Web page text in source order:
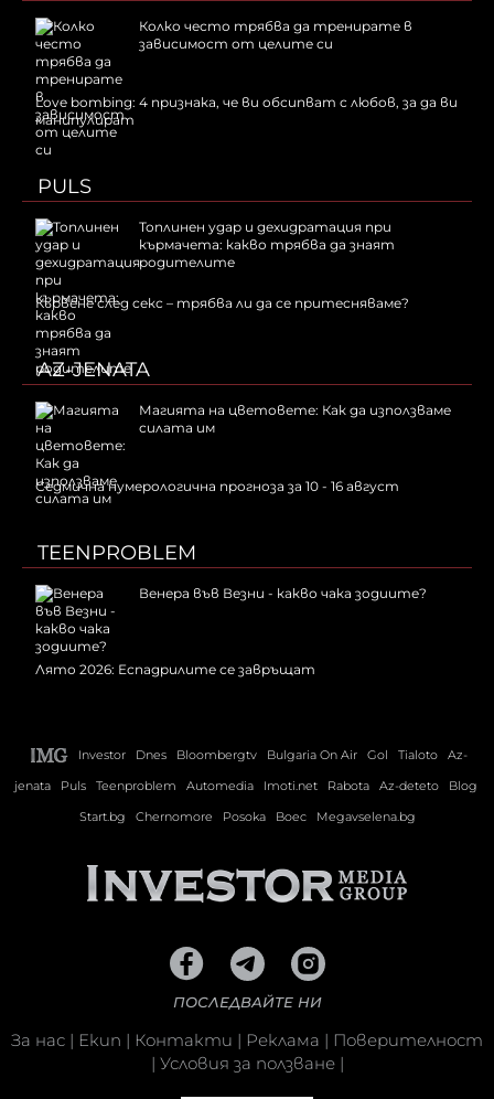
Колко често трябва да тренирате в
зависимост от целите си
Love bombing: 4 признака, че ви обсипват с любов, за да ви
манипулират
PULS
Топлинен удар и дехидратация при
кърмачета: какво трябва да знаят
родителите
Кървене след секс – трябва ли да се притесняваме?
AZ-JENATA
Магията на цветовете: Как да използваме
силата им
Седмична нумерологична прогноза за 10 - 16 август
TEENPROBLEM
Венера във Везни - какво чака зодиите?
Лято 2026: Еспадрилите се завръщат
Investor Dnes Bloombergtv Bulgaria On Air Gol Tialoto
Az-
jenata
Puls Teenproblem Automedia Imoti.net Rabota Az-deteto
Blog
Start.bg
Chernomore Posoka Boec Megavselena.bg
ПОСЛЕДВАЙТЕ НИ
За нас | Екип | Контакти | Реклама | Поверителност
| Условия за ползване|